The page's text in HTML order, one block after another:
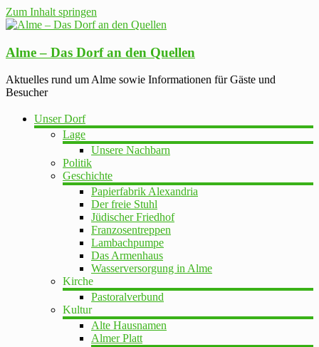
Zum Inhalt springen
Alme – Das Dorf an den Quellen
Aktuelles rund um Alme sowie Informationen für Gäste und
Besucher
Unser Dorf
Lage
Unsere Nachbarn
Politik
Geschichte
Papierfabrik Alexandria
Der freie Stuhl
Jüdischer Friedhof
Franzosentreppen
Lambachpumpe
Das Armenhaus
Wasserversorgung in Alme
Kirche
Pastoralverbund
Kultur
Alte Hausnamen
Almer Platt